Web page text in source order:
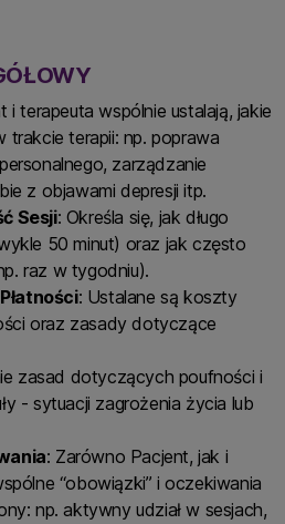
i terapeuta wspólnie ustalają, jakie
trakcie terapii: np. poprawa
zarządzanie
z objawami depresji itp.
Sesji: Określa się, jak długo
50 minut) oraz jak często
raz w tygodniu).
: Ustalane są koszty
oraz zasady dotyczące
zasad dotyczących poufności i
- sytuacji zagrożenia życia lub
: Zarówno Pacjent, jak i
“obowiązki” i oczekiwania
np. aktywny udział w sesjach,